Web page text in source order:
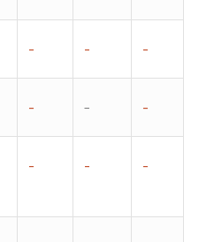
– – –
– – –
– – –